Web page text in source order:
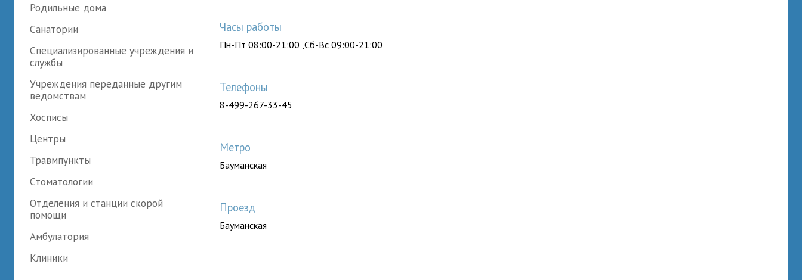
Родильные дома
Санатории
Специализированные учреждения и
службы
Учреждения переданные другим
ведомствам
Хосписы
Центры
Травмпункты
Стоматологии
Отделения и станции скорой
помощи
Амбулатория
Клиники
Часы работы
Пн-Пт 08:00-21:00 ,Сб-Вс 09:00-21:00
Телефоны
8-499-267-33-45
Метро
Бауманская
Проезд
Бауманская